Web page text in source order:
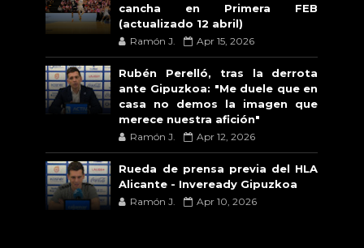
cancha en Primera FEB
(actualizado 12 abril)
Ramón J. Apr 15, 2026
Rubén Perelló, tras la derrota
ante Gipuzkoa: "Me duele que en
casa no demos la imagen que
merece nuestra afición"
Ramón J. Apr 12, 2026
Rueda de prensa previa del HLA
Alicante - Inveready Gipuzkoa
Ramón J. Apr 10, 2026